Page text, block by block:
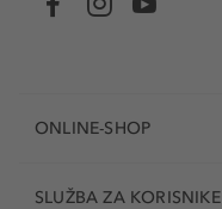
ONLINE-SHOP
SLUŽBA ZA KORISNIKE